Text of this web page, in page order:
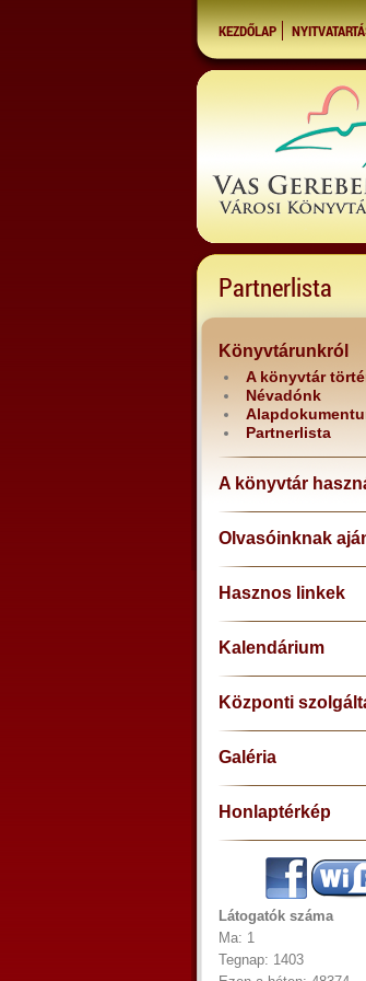
KEZDŐLAP
Partnerlista
Könyvtárunkról
A könyvtár
Névadónk
Partnerlista
A könyvtár
Olvasóinknak
Hasznos linkek
Kalendárium
Központi
Galéria
Honlaptérkép
Látogatók száma
Ma: 1
Tegnap: 1403